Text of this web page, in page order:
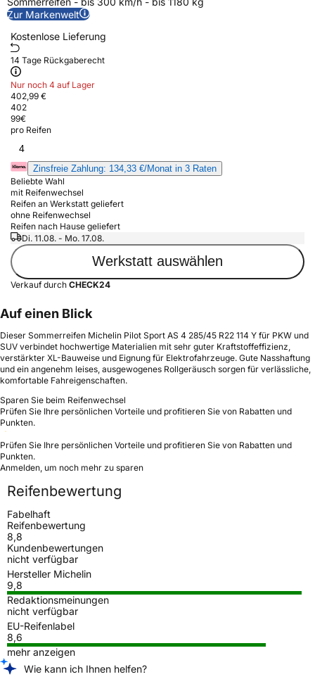
Zur Markenwelt
Kostenlose Lieferung
14 Tage Rückgaberecht
Nur noch 4 auf Lager
402,99 €
402
99€
pro Reifen
4
Zinsfreie Zahlung: 134,33 €/Monat in 3 Raten
Beliebte Wahl
mit Reifenwechsel
Reifen an Werkstatt geliefert
ohne Reifenwechsel
Reifen nach Hause geliefert
Di. 11.08. - Mo. 17.08.
Werkstatt auswählen
Verkauf durch CHECK24
Auf einen Blick
Dieser Sommerreifen Michelin Pilot Sport AS 4 285/45 R22 114 Y für PKW und
SUV verbindet hochwertige Materialien mit sehr guter Kraftstoffeffizienz,
verstärkter XL-Bauweise und Eignung für Elektrofahrzeuge. Gute Nasshaftung
und ein angenehm leises, ausgewogenes Rollgeräusch sorgen für verlässliche,
komfortable Fahreigenschaften.
Sparen Sie beim Reifenwechsel
Prüfen Sie Ihre persönlichen Vorteile und profitieren Sie von Rabatten und
Punkten.
Prüfen Sie Ihre persönlichen Vorteile und profitieren Sie von Rabatten und
Punkten.
Anmelden, um noch mehr zu sparen
Reifenbewertung
Fabelhaft
Reifenbewertung
8,8
Kundenbewertungen
nicht verfügbar
Hersteller Michelin
9,8
Redaktionsmeinungen
nicht verfügbar
EU-Reifenlabel
8,6
mehr anzeigen
Wie kann ich Ihnen helfen?